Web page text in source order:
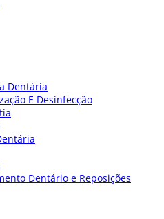
Dentária
E Desinfecção
Dentário e Reposições